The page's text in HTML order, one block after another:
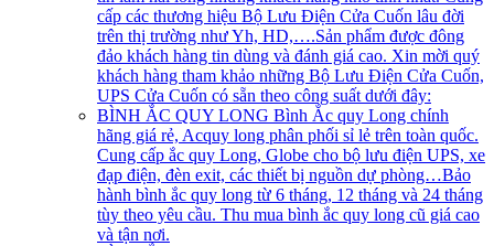
cấp các thương hiệu Bộ Lưu Điện Cửa Cuốn lâu đời
trên thị trường như Yh, HD,….Sản phẩm được đông
đảo khách hàng tin dùng và đánh giá cao. Xin mời quý
khách hàng tham khảo những Bộ Lưu Điện Cửa Cuốn,
UPS Cửa Cuốn có sẵn theo công suất dưới đây:
BÌNH ẮC QUY LONG Bình Ắc quy Long chính
hãng giá rẻ, Acquy long phân phối sỉ lẻ trên toàn quốc.
Cung cấp ắc quy Long, Globe cho bộ lưu điện UPS, xe
đạp điện, đèn exit, các thiết bị nguồn dự phòng…Bảo
hành bình ắc quy long từ 6 tháng, 12 tháng và 24 tháng
tùy theo yêu cầu. Thu mua bình ắc quy long cũ giá cao
và tận nơi.